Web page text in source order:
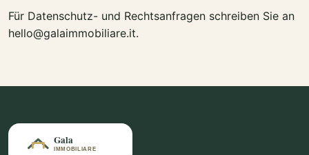
Für Datenschutz- und Rechtsanfragen schreiben Sie an
hello@galaimmobiliare.it.